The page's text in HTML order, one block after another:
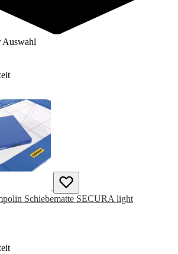
Auswahl
Schiebematte SECURA light